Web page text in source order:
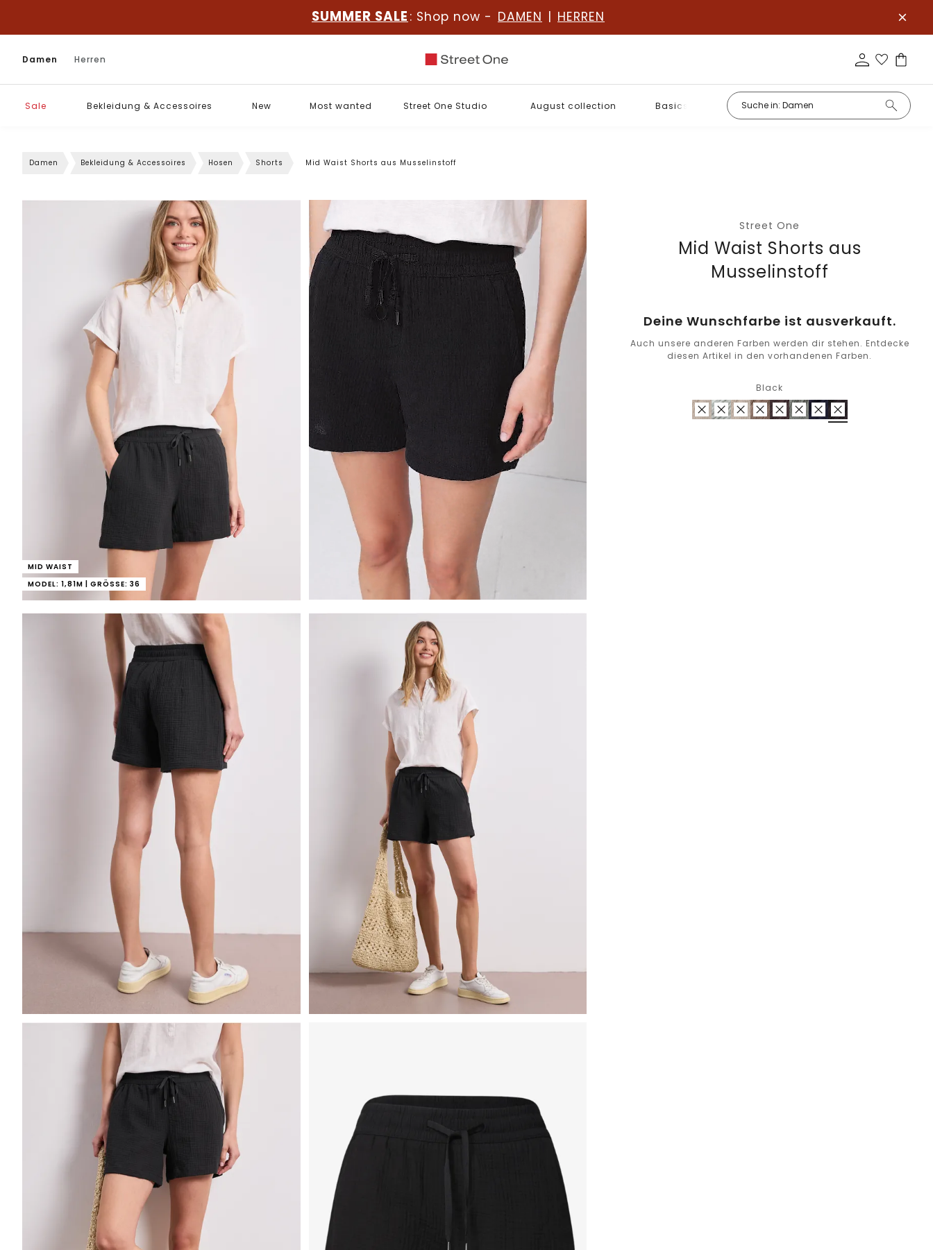
SUMMER SALE : Shop now - DAMEN | HERREN
Damen Herren
Sale Bekleidung & Accessoires New Most wanted Street One Studio August collection Basics
Damen Bekleidung & Accessoires Hosen Shorts Mid Waist Shorts aus Musselinstoff
MID WAIST
MODEL: 1,81M | GRÖSSE: 36
Street One
Mid Waist Shorts aus
Musselinstoff
Deine Wunschfarbe ist ausverkauft.
Auch unsere anderen Farben werden dir stehen. Entdecke
diesen Artikel in den vorhandenen Farben.
Black